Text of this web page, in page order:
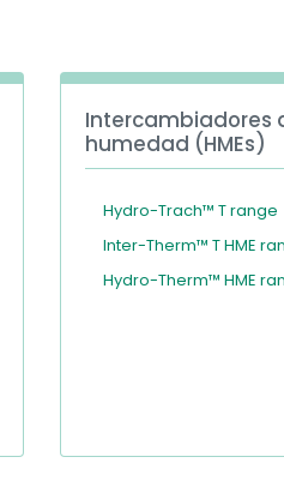
Intercambiadores
humedad (HMEs)
Hydro-Trach™ T range
Inter-Therm™ T HME
Hydro-Therm™ HME